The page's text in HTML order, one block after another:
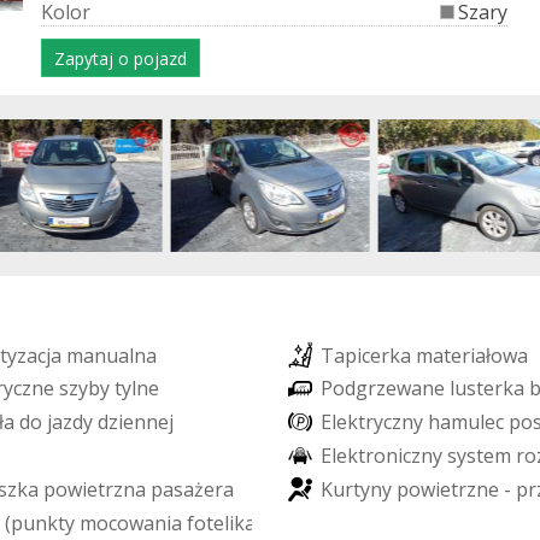
Kolor Szary
Zapytaj o pojazd
tyzacja manualna Tapicerka materiałowa
yczne szyby tylne Podgrzewane lusterka b
a do jazdy dziennej Elektryczny hamulec pos
Elektronicznysystem ro
zka powietrzna pasażera Kurtyny powietrzne - pr
(punkty mocowania fotelika